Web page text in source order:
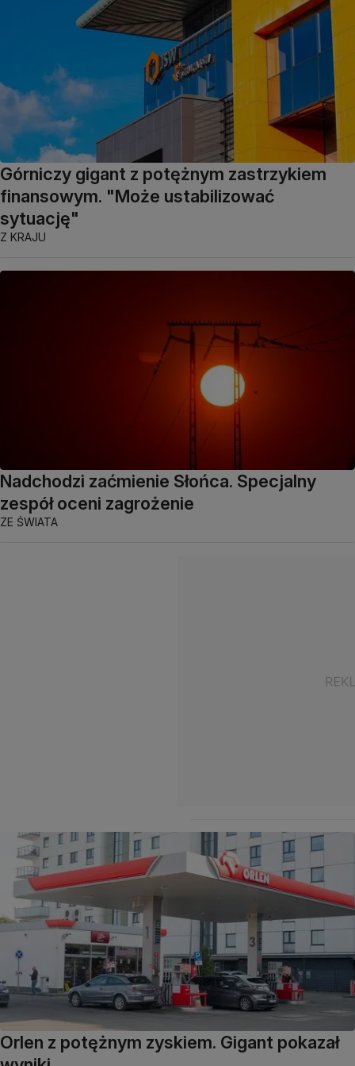
Górniczy gigant z potężnym zastrzykiem
finansowym. "Może ustabilizować
sytuację"
Z KRAJU
Nadchodzi zaćmienie Słońca. Specjalny
zespół oceni zagrożenie
ZE ŚWIATA
Orlen z potężnym zyskiem. Gigant pokazał